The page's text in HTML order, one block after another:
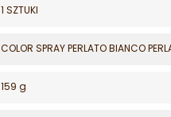
1 SZTUKI
COLOR SPRAY PERLATO BIANCO
159 g